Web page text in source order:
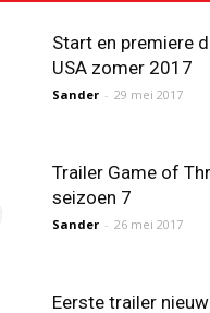
Start en premiere
USA zomer 2017
Sander - 29 mei 2017
Trailer Game of
seizoen 7
Sander - 26 mei 2017
Eerste trailer